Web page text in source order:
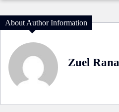
About Author Information
Zuel Rana